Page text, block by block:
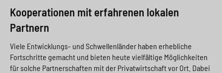
Kooperationen mit erfahrenen lokalen
Partnern
Viele Entwicklungs- und Schwellenländer haben erhebliche
Fortschritte gemacht und bieten heute vielfältige Möglichkeiten
für solche Partnerschaften mit der Privatwirtschaft vor Ort. Dabei